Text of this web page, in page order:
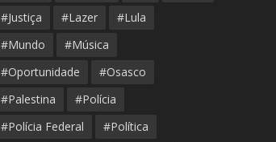
#Justiça
#Lazer
#Lula
#Mundo
#Música
#Oportunidade
#Osasco
#Palestina
#Polícia
#Polícia Federal
#Política